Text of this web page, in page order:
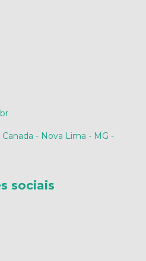
Canada - Nova Lima - MG -
sociais